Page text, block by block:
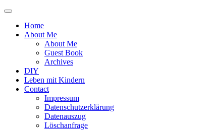
Menü
oder
ausblenden
Home
About Me
About Me
Guest Book
Archives
DIY
Leben mit Kindern
Contact
Impressum
Datenschutzerklärung
Datenauszug
Löschanfrage